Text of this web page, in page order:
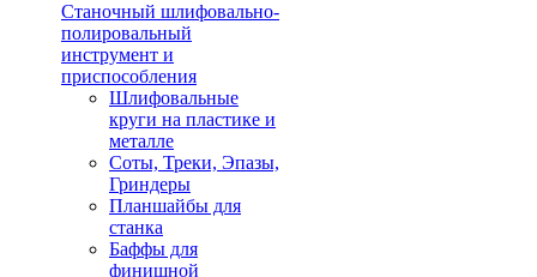
Станочный шлифовально-
полировальный
инструмент и
приспособления
Шлифовальные
круги на пластике и
металле
Соты, Треки, Эпазы,
Гриндеры
Планшайбы для
станка
Баффы для
финишной